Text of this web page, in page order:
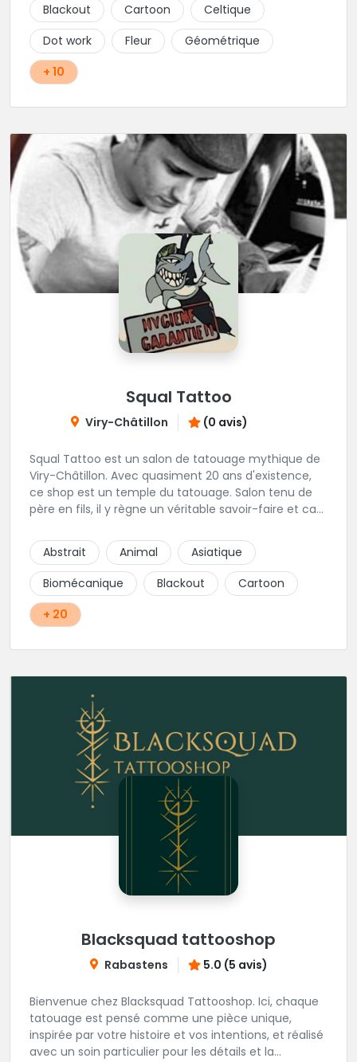
Blackout
Cartoon
Celtique
Dot work
Fleur
Géométrique
+ 10
Squal Tattoo
Viry-Châtillon (0 avis)
Squal Tattoo est un salon de tatouage mythique de
Viry-Châtillon. Avec quasiment 20 ans d'existence,
ce shop est un temple du tatouage. Salon tenu de
père en fils, il y règne un véritable savoir-faire et ca
réalisés par les tatoueurs du shop. N'hésitez-plus,
Squal Tattoo est un véritable institution du tatouage
!!
Abstrait Animal
Asiatique
Biomécanique
Blackout
Cartoon
+ 20
Blacksquad tattooshop
Rabastens 5.0 (5 avis)
Bienvenue chez Blacksquad Tattooshop. Ici, chaque
tatouage est pensé comme une pièce unique,
inspirée par votre histoire et vos intentions, et réalisé
avec un soin particulier pour les détails et la